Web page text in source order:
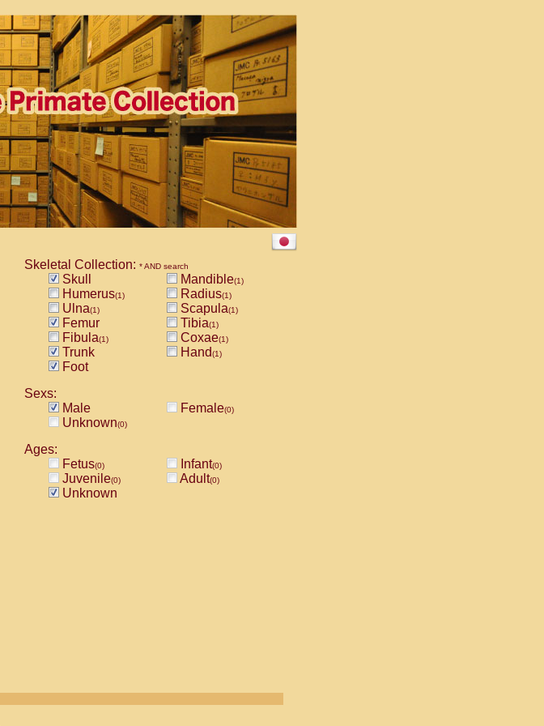
Skeletal Collection: * AND search
Skull Mandible(1)
Humerus(1) Radius(1)
Ulna(1) Scapula(1)
Femur Tibia(1)
Fibula(1) Coxae(1)
Trunk Hand(1)
Foot
Sexs:
Male
Female(0)
Unknown(0)
Ages:
Fetus(0) Infant(0)
Juvenile(0) Adult(0)
Unknown